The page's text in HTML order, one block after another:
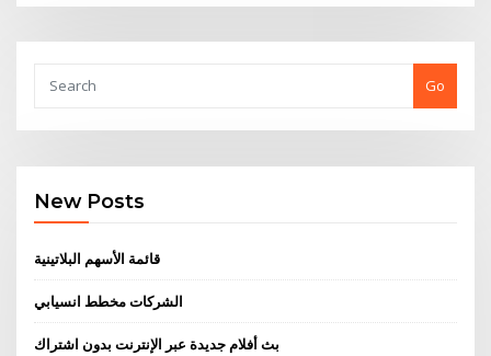
Go
New Posts
قائمة الأسهم البلاتينية
الشركات مخطط انسيابي
بث أفلام جديدة عبر الإنترنت بدون اشتراك